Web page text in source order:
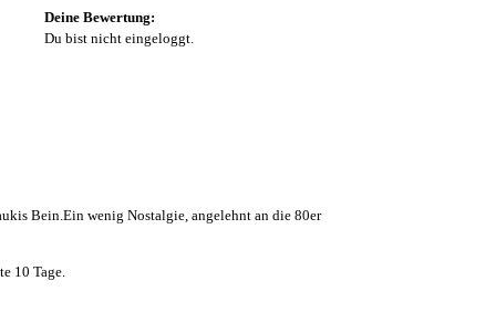
Deine Bewertung:
Du bist nicht eingeloggt.
Bein.Ein wenig Nostalgie, angelehnt an die 80er
10 Tage.